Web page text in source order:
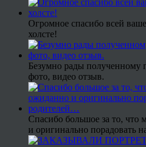
Огромное спасибо всей
холсте!
Безумно рады полученному
фото, видео отзыв.
Спасибо большое за то, что
и оригинально порадовать